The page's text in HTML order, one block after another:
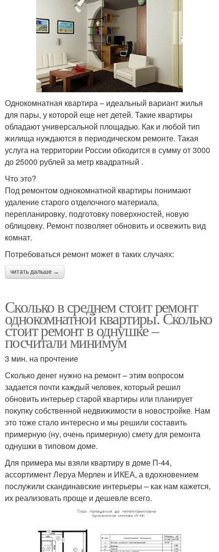
Однокомнатная квартира – идеальный вариант жилья
для пары, у которой еще нет детей. Такие квартиры
обладают универсальной площадью. Как и любой тип
жилища нуждаются в периодическом ремонте. Такая
услуга на территории России обходится в сумму от 3000
до 25000 рублей за метр квадратный .
Что это?
Под ремонтом однокомнатной квартиры понимают
удаление старого отделочного материала,
перепланировку, подготовку поверхностей, новую
облицовку. Ремонт позволяет обновить и освежить вид
комнат.
Потребоваться ремонт может в таких случаях:
читать дальше →
Сколько в среднем стоит ремонт
однокомнатной квартиры. Сколько
стоит ремонт в однушке –
посчитали минимум
3 мин. на прочтение
Сколько денег нужно на ремонт – этим вопросом
задается почти каждый человек, который решил
обновить интерьер старой квартиры или планирует
покупку собственной недвижимости в новостройке. Нам
это тоже стало интересно и мы решили составить
примерную (ну, очень примерную) смету для ремонта
однушки в типовом доме.
Для примера мы взяли квартиру в доме П-44,
ассортимент Леруа Мерлен и ИКЕА, а вдохновением
послужили скандинавские интерьеры – как нам кажется,
их реализовать проще и дешевле всего.